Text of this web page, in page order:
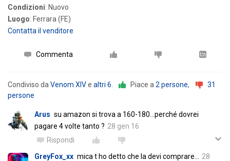
Condizioni: Nuovo
Luogo: Ferrara (FE)
Contatta il venditore
Commenta
Condiviso da Venom XIVe altri 6 Piace a 2 persone,
31
persone
Arus su amazon si trova a 160-180...perché dovrei
pagare 4 volte tanto ? 28 gen 16
Rispondi
GreyFox_xx mica t ho detto che la devi comprare...
28